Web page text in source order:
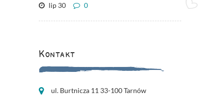
lip 30
0
Kontakt
ul. Burtnicza 11 33-100 Tarnów